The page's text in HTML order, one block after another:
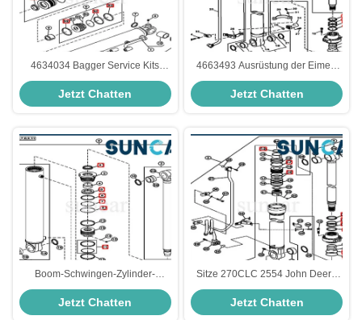
4634034 Bagger Service Kits
Boom-Rollsiegel-Reparatur-Kit
Deeres 35D 27D
Jetzt Chatten
4663493 Ausrüstung der Eimer-
Zylinder-Service-Ausrüstungs-
190DW 160DLC John Deere
Excavator Seal Repair
Jetzt Chatten
Boom-Schwingen-Zylinder-
Reparatur-Set 4687561 John
Deere Replacement Seal Kit
Jetzt Chatten
Sitze 270CLC 2554 John Deere
Replacement Service Parts der
Boom-Reparatur-Dichtungs-
Ausrüstungs-4639936
Jetzt Chatten